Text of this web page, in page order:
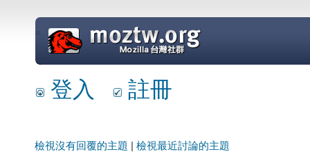
=
登入 註冊
檢視沒有回覆的主題 檢視最近討論的主題